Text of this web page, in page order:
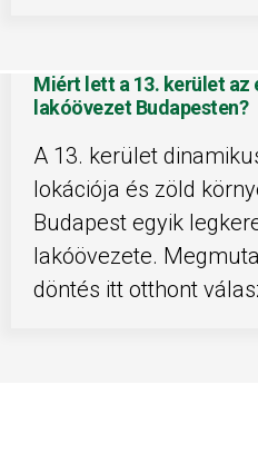
Miért lett a 13. kerület az
lakóövezet Budapesten?
A 13. kerület
lokációja és zöld
Budapest egyik
lakóövezete.
döntés itt otthont